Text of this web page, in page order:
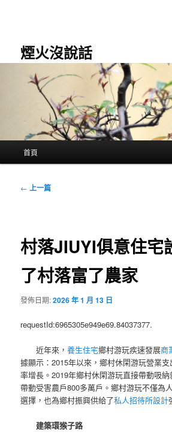
煙火沒說話
首頁
文
← 上一篇
村落JIUYI俱意住宅
了村落富了農家
發佈日期:2026 年 1 月 13 日
requestId:6965305e949e69.84037377.
近年來，養生住宅鄉村游玩疾速發展商
據顯示：2015年以來，鄉村休閑游玩營業
率增長。2019年鄉村休閑游玩直接帶動吸納
帶動受害農戶800多萬戶。鄉村游玩不僅為
選擇，也為鄉村振興供給了私人招待所設計
建築環猴子路